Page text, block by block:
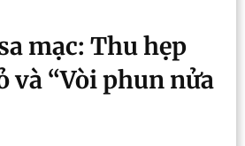
mạc: Thu hẹp
và “Vòi phun nửa